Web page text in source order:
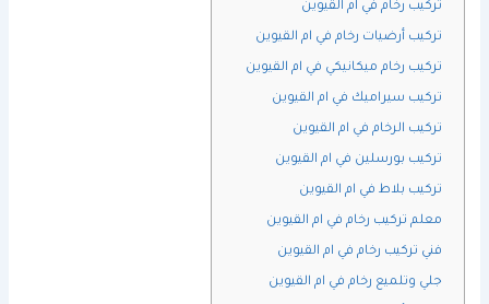
تركيب رخام في ام القيوين
تركيب أرضيات رخام في ام القيوين
تركيب رخام ميكانيكي في ام القيوين
تركيب سيراميك في ام القيوين
تركيب الرخام في ام القيوين
تركيب بورسلين في ام القيوين
تركيب بلاط في ام القيوين
معلم تركيب رخام في ام القيوين
فني تركيب رخام في ام القيوين
جلي وتلميع رخام في ام القيوين